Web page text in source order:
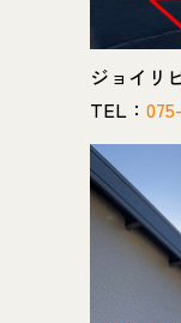
ジョイリ
TEL：